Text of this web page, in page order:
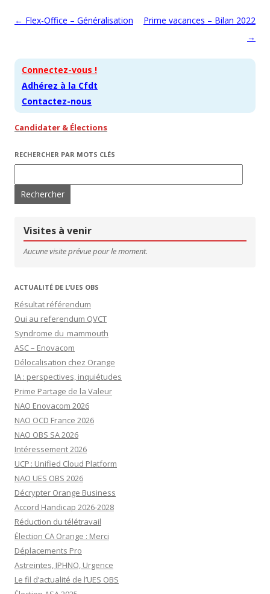
Navigation des articles
← Flex-Office – Généralisation
Prime vacances – Bilan 2022
→
Connectez-vous !
Adhérez à la Cfdt
Contactez-nous
Candidater & Élections
RECHERCHER PAR MOTS CLÉS
Visites à venir
Aucune visite prévue pour le moment.
ACTUALITÉ DE L’UES OBS
Résultat référendum
Oui au referendum QVCT
Syndrome du mammouth
ASC – Enovacom
Délocalisation chez Orange
IA : perspectives, inquiétudes
Prime Partage de la Valeur
NAO Enovacom 2026
NAO OCD France 2026
NAO OBS SA 2026
Intéressement 2026
UCP : Unified Cloud Platform
NAO UES OBS 2026
Décrypter Orange Business
Accord Handicap 2026-2028
Réduction du télétravail
Élection CA Orange : Merci
Déplacements Pro
Astreintes, IPHNO, Urgence
Le fil d’actualité de l’UES OBS